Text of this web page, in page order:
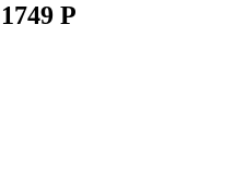
1749 Р